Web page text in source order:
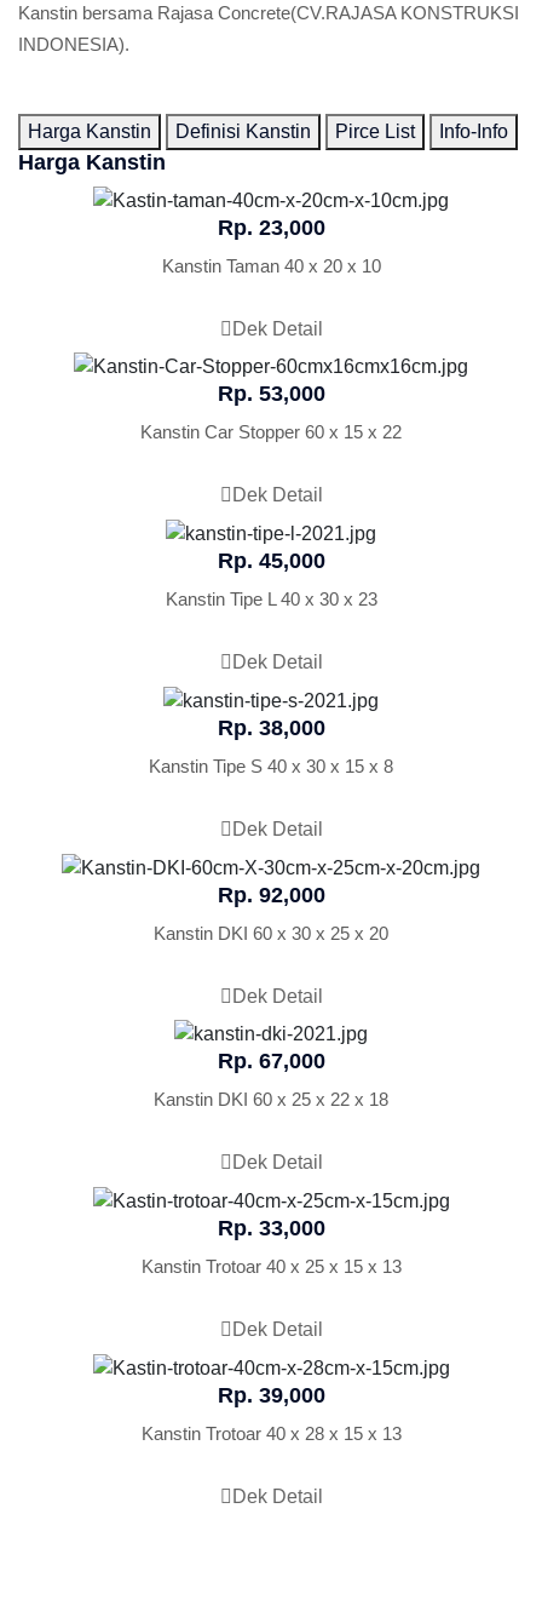
Kanstin bersama Rajasa Concrete(CV.RAJASA KONSTRUKSI
INDONESIA).
Harga Kanstin Definisi Kanstin Pirce List Info-Info
Harga Kanstin
Rp. 23,000
Kanstin Taman 40 x 20 x 10
Dek Detail
Rp. 53,000
Kanstin Car Stopper 60 x 15 x 22
Dek Detail
Rp. 45,000
Kanstin Tipe L 40 x 30 x 23
Dek Detail
Rp. 38,000
Kanstin Tipe S 40 x 30 x 15 x 8
Dek Detail
Rp. 92,000
Kanstin DKI 60 x 30 x 25 x 20
Dek Detail
Rp. 67,000
Kanstin DKI 60 x 25 x 22 x 18
Dek Detail
Rp. 33,000
Kanstin Trotoar 40 x 25 x 15 x 13
Dek Detail
Rp. 39,000
Kanstin Trotoar 40 x 28 x 15 x 13
Dek Detail